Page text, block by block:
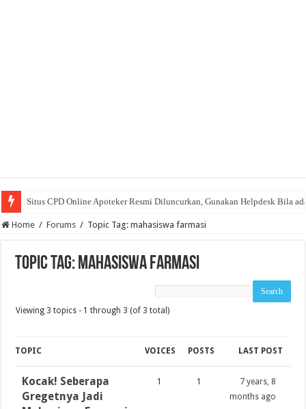
Situs CPD Online Apoteker Resmi Diluncurkan, Gunakan Helpdesk Bila
Home / Forums / Topic Tag: mahasiswa farmasi
Topic Tag: mahasiswa farmasi
Viewing 3 topics - 1 through 3 (of 3 total)
TOPIC VOICES POSTS LAST POST
Kocak! Seberapa
Gregetnya Jadi
1 1
7 years, 8
months ago